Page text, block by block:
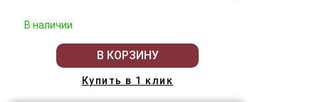
В наличии
В КОРЗИНУ
Купить в 1 клик